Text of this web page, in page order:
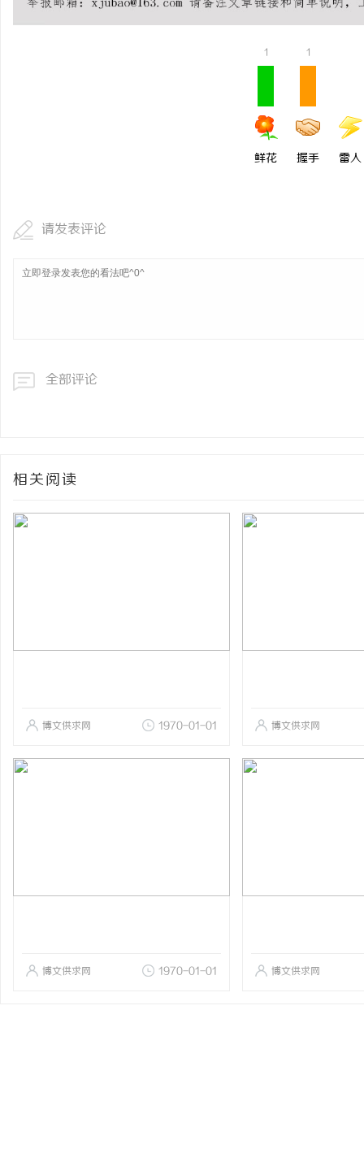
1
鲜花
1
握手 雷人
请发表评论
全部评论
相关阅读
博文供求网 1970-01-01 博文供求网
博文供求网 1970-01-01 博文供求网